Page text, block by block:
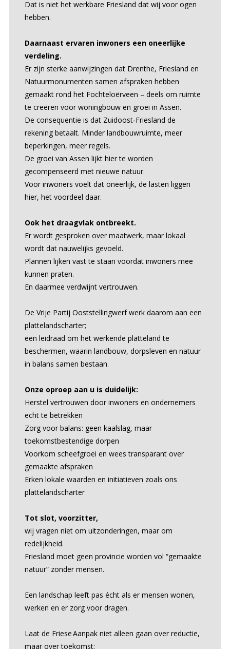
Dat is niet het werkbare Friesland dat wij voor ogen
hebben.
Daarnaast ervaren inwoners een oneerlijke
verdeling.
Er zijn sterke aanwijzingen dat Drenthe, Friesland en
Natuurmonumenten samen afspraken hebben
gemaakt rond het Fochteloërveen – deels om ruimte
te creëren voor woningbouw en groei in Assen.
De consequentie is dat Zuidoost‑Friesland de
rekening betaalt. Minder landbouwruimte, meer
beperkingen, meer regels.
De groei van Assen lijkt hier te worden
gecompenseerd met nieuwe natuur.
Voor inwoners voelt dat oneerlijk, de lasten liggen
hier, het voordeel daar.
Ook het draagvlak ontbreekt.
Er wordt gesproken over maatwerk, maar lokaal
wordt dat nauwelijks gevoeld.
Plannen lijken vast te staan voordat inwoners mee
kunnen praten.
En daarmee verdwijnt vertrouwen.
De Vrije Partij Ooststellingwerf werk daarom aan een
plattelandscharter;
een leidraad om het werkende platteland te
beschermen, waarin landbouw, dorpsleven en natuur
in balans samen bestaan.
Onze oproep aan u is duidelijk:
Herstel vertrouwen door inwoners en ondernemers
echt te betrekken
Zorg voor balans: geen kaalslag, maar
toekomstbestendige dorpen
Voorkom scheefgroei en wees transparant over
gemaakte afspraken
Erken lokale waarden en initiatieven zoals ons
plattelandscharter
Tot slot, voorzitter,
wij vragen niet om uitzonderingen, maar om
redelijkheid.
Friesland moet geen provincie worden vol “gemaakte
natuur” zonder mensen.
Een landschap leeft pas écht als er mensen wonen,
werken en er zorg voor dragen.
Laat de Friese Aanpak niet alleen gaan over reductie,
maar over toekomst: